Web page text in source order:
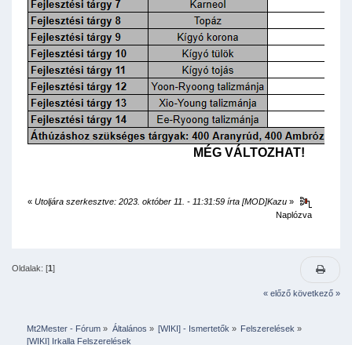
MÉG VÁLTOZHAT!
« Utoljára szerkesztve: 2023. október 11. - 11:31:59 írta [MOD]Kazu»
Naplózva
Oldalak: [1]
« előző következő »
Mt2Mester - Fórum » Általános » [WIKI] - Ismertetők » Felszerelések »
[WIKI] Irkalla Felszerelések